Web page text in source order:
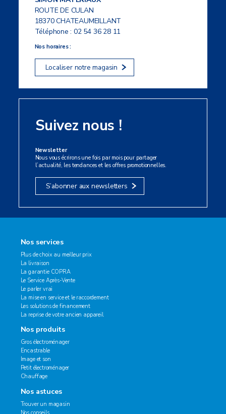
ROUTE DE CULAN
18370 CHATEAUMEILLANT
Téléphone :02 54 36 28 11
Nos horaires :
Localiser notre magasin
Suivez nous !
Newsletter
Nous vous écrirons une fois par mois pour partager
l’actualité, les tendances et les offres promotionnelles.
S’abonner aux newsletters
Nos services
Plus de choix au meilleur prix
La livraison
La garantie COPRA
Le Service Après-Vente
Le parler vrai
La mise en service et le raccordement
Les solutions de financement
La reprise de votre ancien appareil
Nos produits
Gros électroménager
Encastrable
Image et son
Petit électroménager
Chauffage
Nos astuces
Trouver un magasin